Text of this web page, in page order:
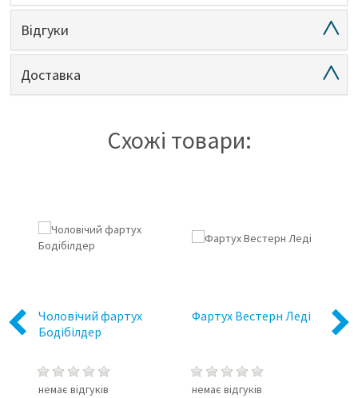
Відгуки
Доставка
Схожі товари:
PreviousЧоловічий фартух
Бодібілдер
немає відгуків
Фартух Вестерн Леді
немає відгуків
Next